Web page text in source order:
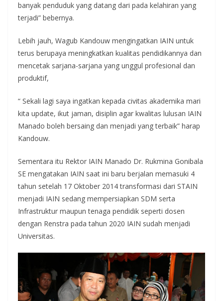
banyak penduduk yang datang dari pada kelahiran yang
terjadi” bebernya.
Lebih jauh, Wagub Kandouw mengingatkan IAIN untuk
terus berupaya meningkatkan kualitas pendidikannya dan
mencetak sarjana-sarjana yang unggul profesional dan
produktif,
“ Sekali lagi saya ingatkan kepada civitas akademika mari
kita update, ikut jaman, disiplin agar kwalitas lulusan IAIN
Manado boleh bersaing dan menjadi yang terbaik” harap
Kandouw.
Sementara itu Rektor IAIN Manado Dr. Rukmina Gonibala
SE mengatakan IAIN saat ini baru berjalan memasuki 4
tahun setelah 17 Oktober 2014 transformasi dari STAIN
menjadi IAIN sedang mempersiapkan SDM serta
Infrastruktur maupun tenaga pendidik seperti dosen
dengan Renstra pada tahun 2020 IAIN sudah menjadi
Universitas.